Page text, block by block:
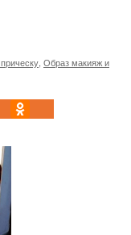
Образ макияж и